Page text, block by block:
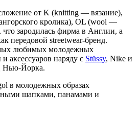
от K (knitting — вязание),
кролика), OL (wool —
что зародилась фирма в Англии, а
передовой streetwear-бренд.
любимых молодежных
аксессуаров наряду с Stüssy, Nike и
Нью-Йорка.
шапками, панамами и